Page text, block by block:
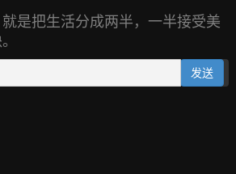
是把生活分成两半，一半接受美
发送